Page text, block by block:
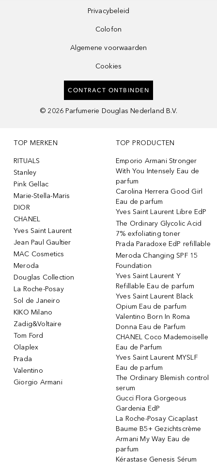
Privacybeleid
Colofon
Algemene voorwaarden
Cookies
CONTRACT ONTBINDEN
© 2026 Parfumerie Douglas Nederland B.V.
TOP MERKEN
RITUALS
Stanley
Pink Gellac
Marie-Stella-Maris
DIOR
CHANEL
Yves Saint Laurent
Jean Paul Gaultier
MAC Cosmetics
Meroda
Douglas Collection
La Roche-Posay
Sol de Janeiro
KIKO Milano
Zadig&Voltaire
Tom Ford
Olaplex
Prada
Valentino
Giorgio Armani
TOP PRODUCTEN
Emporio Armani Stronger
With You Intensely Eau de
parfum
Carolina Herrera Good Girl
Eau de parfum
Yves Saint Laurent Libre EdP
The Ordinary Glycolic Acid
7% exfoliating toner
Prada Paradoxe EdP refillable
Meroda Changing SPF 15
Foundation
Yves Saint Laurent Y
Refillable Eau de parfum
Yves Saint Laurent Black
Opium Eau de parfum
Valentino Born In Roma
Donna Eau de Parfum
CHANEL Coco Mademoiselle
Eau de Parfum
Yves Saint Laurent MYSLF
Eau de parfum
The Ordinary Blemish control
serum
Gucci Flora Gorgeous
Gardenia EdP
La Roche-Posay Cicaplast
Baume B5+ Gezichtscrème
Armani My Way Eau de
parfum
Kérastase Genesis Sérum